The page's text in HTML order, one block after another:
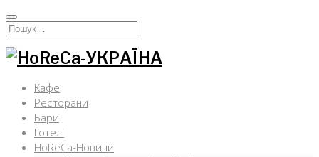
Перейти
кИскать:
Кафе
Ресторани
Бари
Готелі
HoReCa-Новини